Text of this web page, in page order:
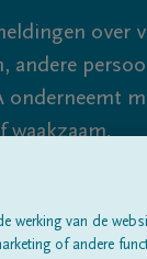
over
Over ons
werking van de
of andere